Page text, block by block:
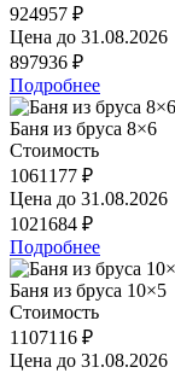
924957 ₽
Цена до 31.08.2026
897936 ₽
Подробнее
Баня из бруса 8×6
Стоимость
1061177 ₽
Цена до 31.08.2026
1021684 ₽
Подробнее
Баня из бруса 10×5
Стоимость
1107116 ₽
Цена до 31.08.2026